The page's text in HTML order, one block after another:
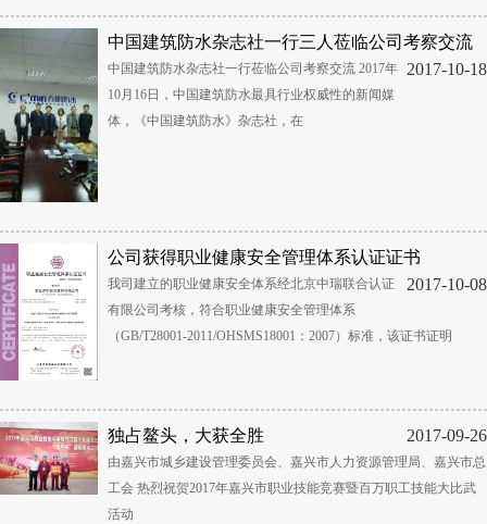
中国建筑防水杂志社一行三人莅临公司考察交流
2017-10-18
中国建筑防水杂志社一行莅临公司考察交流 2017年
10月16日，中国建筑防水最具行业权威性的新闻媒
体，《中国建筑防水》杂志社，在
公司获得职业健康安全管理体系认证证书
2017-10-08
我司建立的职业健康安全体系经北京中瑞联合认证
有限公司考核，符合职业健康安全管理体系
（GB/T28001-2011/OHSMS18001：2007）标准，该证书证明
独占鳌头，大获全胜 2017-09-26
由嘉兴市城乡建设管理委员会、嘉兴市人力资源管理局、嘉兴市总
工会 热烈祝贺2017年嘉兴市职业技能竞赛暨百万职工技能大比武
活动